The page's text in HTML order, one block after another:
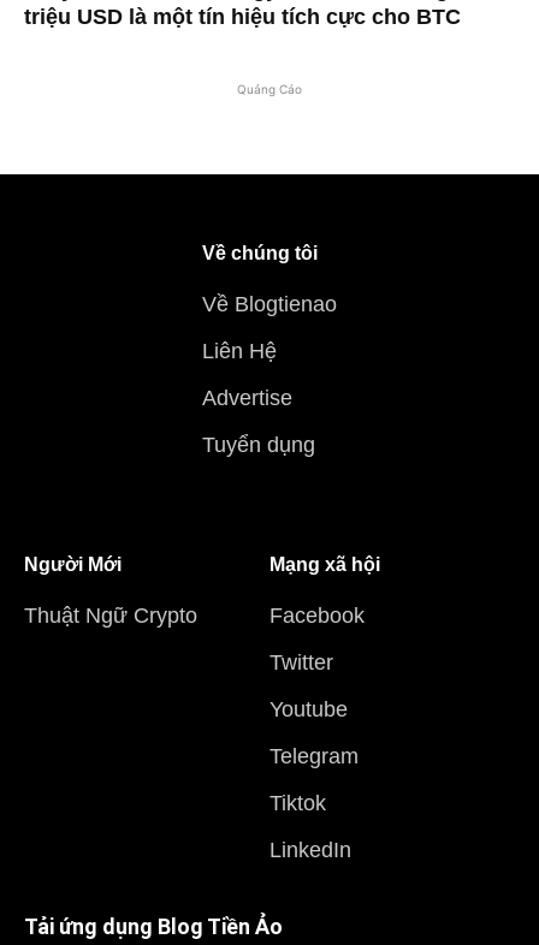
triệu USD là một tín hiệu tích cực cho BTC
Quảng Cáo
Về chúng tôi
Về Blogtienao
Liên Hệ
Advertise
Tuyển dụng
Người Mới
Thuật Ngữ Crypto
Mạng xã hội
Facebook
Twitter
Youtube
Telegram
Tiktok
LinkedIn
Tải ứng dụng Blog Tiền Ảo